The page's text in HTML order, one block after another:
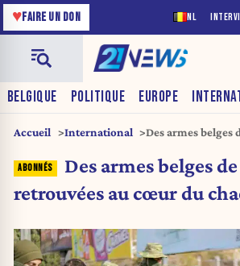
NL
♥FAIRE UN DON
BELGIQUE POLITIQUE EUROPE
Accueil International
Des armes belges
Des armes belges
retrouvées au cœur du